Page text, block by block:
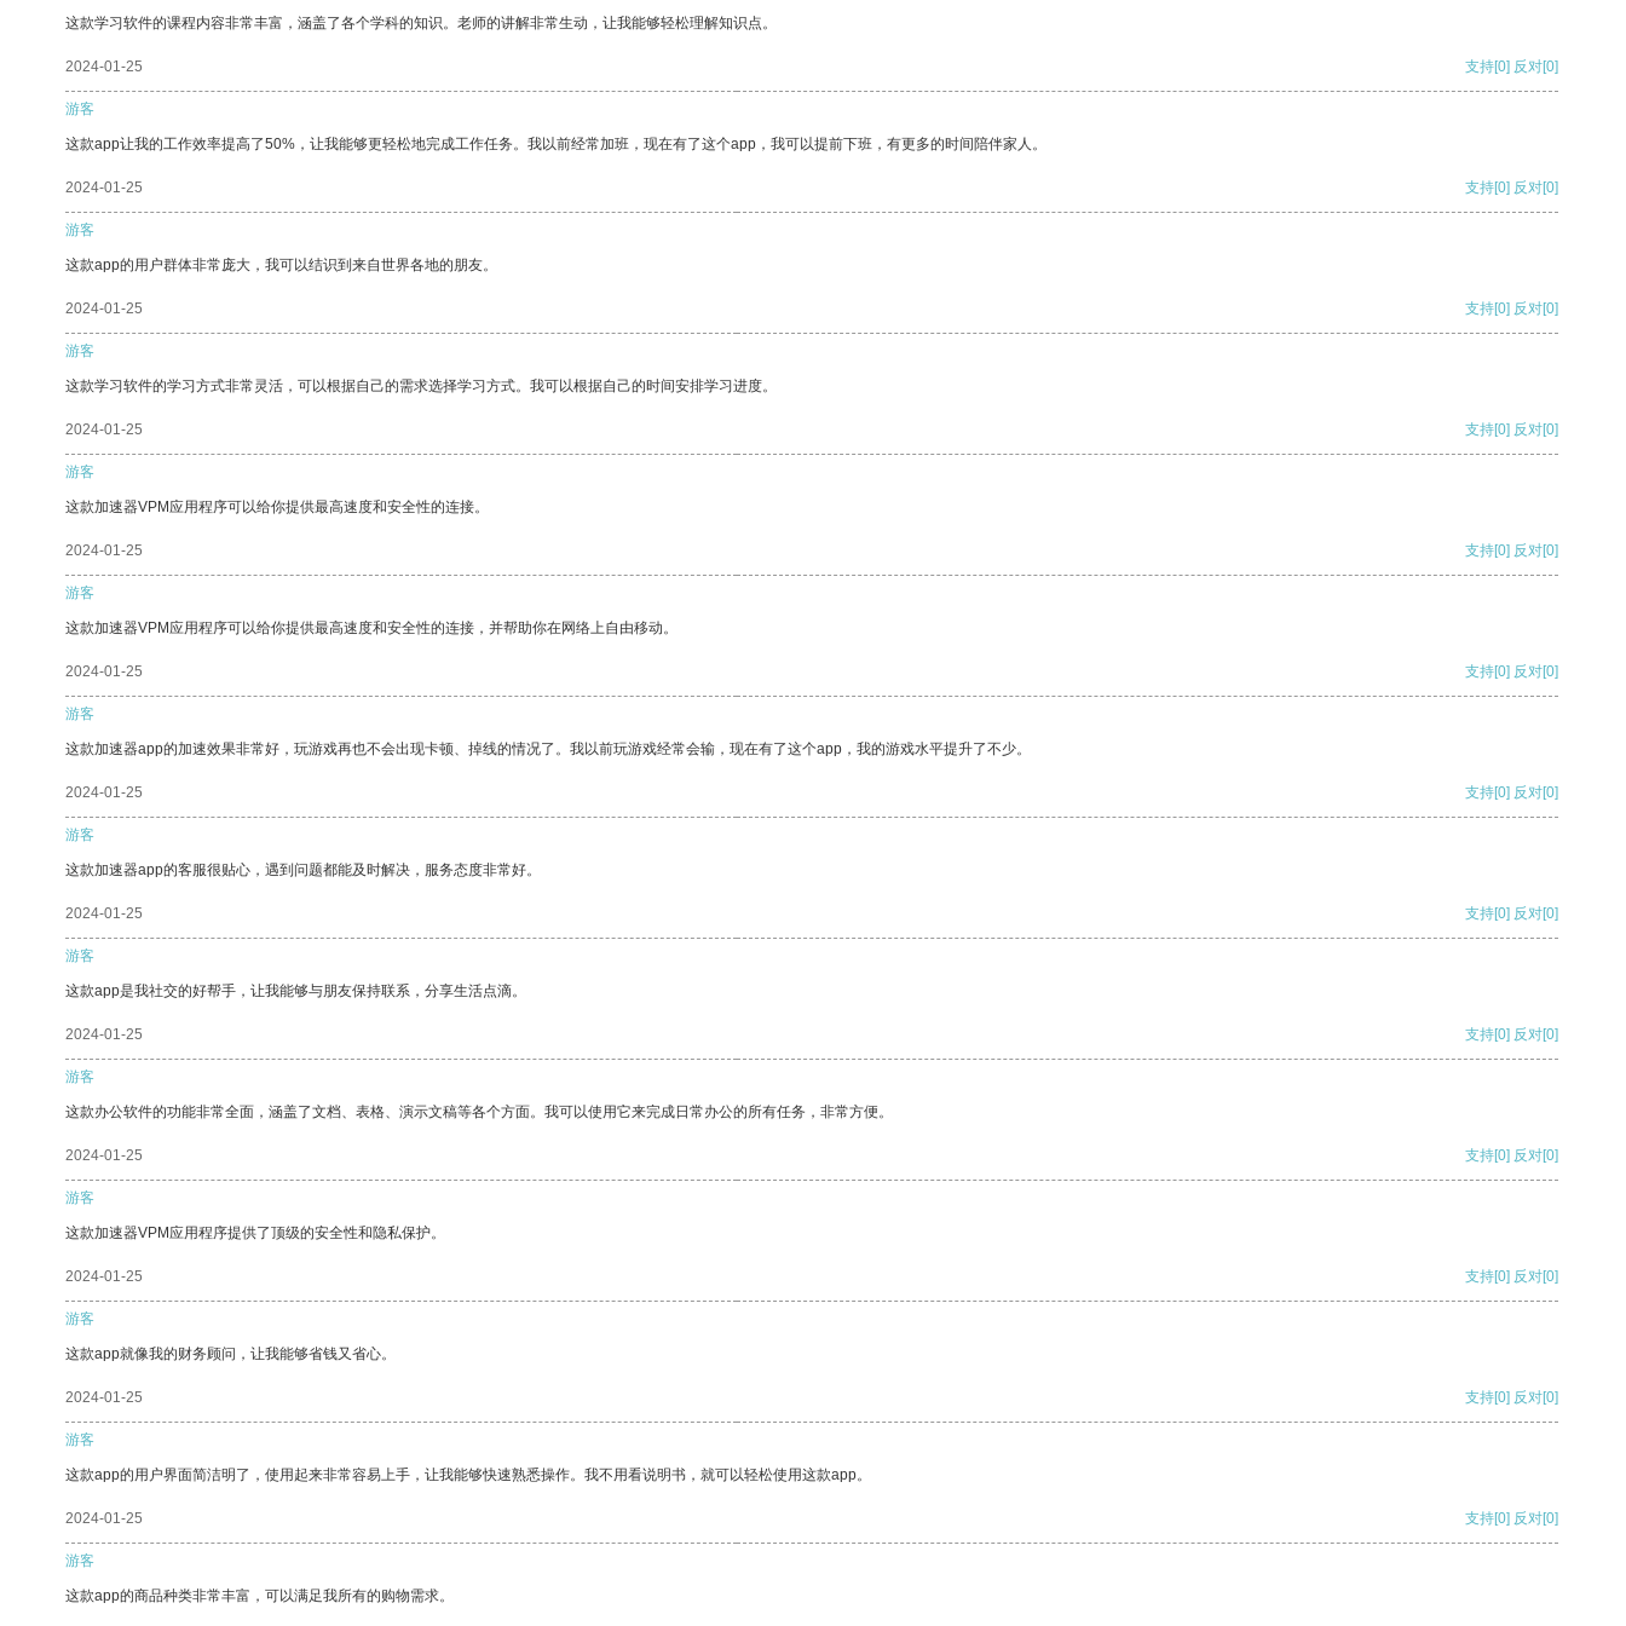
这款学习软件的课程内容非常丰富，涵盖了各个学科的知识。老师的讲解非常生动，让我能够轻松理解知识点。
2024-01-25 支持[0] 反对[0]
游客
这款app让我的工作效率提高了50%，让我能够更轻松地完成工作任务。我以前经常加班，现在有了这个app，我可以提前下班，有更多的时间陪伴家人。
2024-01-25 支持[0] 反对[0]
游客
这款app的用户群体非常庞大，我可以结识到来自世界各地的朋友。
2024-01-25 支持[0] 反对[0]
游客
这款学习软件的学习方式非常灵活，可以根据自己的需求选择学习方式。我可以根据自己的时间安排学习进度。
2024-01-25 支持[0] 反对[0]
游客
这款加速器VPM应用程序可以给你提供最高速度和安全性的连接。
2024-01-25 支持[0] 反对[0]
游客
这款加速器VPM应用程序可以给你提供最高速度和安全性的连接，并帮助你在网络上自由移动。
2024-01-25 支持[0] 反对[0]
游客
这款加速器app的加速效果非常好，玩游戏再也不会出现卡顿、掉线的情况了。我以前玩游戏经常会输，现在有了这个app，我的游戏水平提升了不少。
2024-01-25 支持[0] 反对[0]
游客
这款加速器app的客服很贴心，遇到问题都能及时解决，服务态度非常好。
2024-01-25 支持[0] 反对[0]
游客
这款app是我社交的好帮手，让我能够与朋友保持联系，分享生活点滴。
2024-01-25 支持[0] 反对[0]
游客
这款办公软件的功能非常全面，涵盖了文档、表格、演示文稿等各个方面。我可以使用它来完成日常办公的所有任务，非常方便。
2024-01-25 支持[0] 反对[0]
游客
这款加速器VPM应用程序提供了顶级的安全性和隐私保护。
2024-01-25 支持[0] 反对[0]
游客
这款app就像我的财务顾问，让我能够省钱又省心。
2024-01-25 支持[0] 反对[0]
游客
这款app的用户界面简洁明了，使用起来非常容易上手，让我能够快速熟悉操作。我不用看说明书，就可以轻松使用这款app。
2024-01-25 支持[0] 反对[0]
游客
这款app的商品种类非常丰富，可以满足我所有的购物需求。